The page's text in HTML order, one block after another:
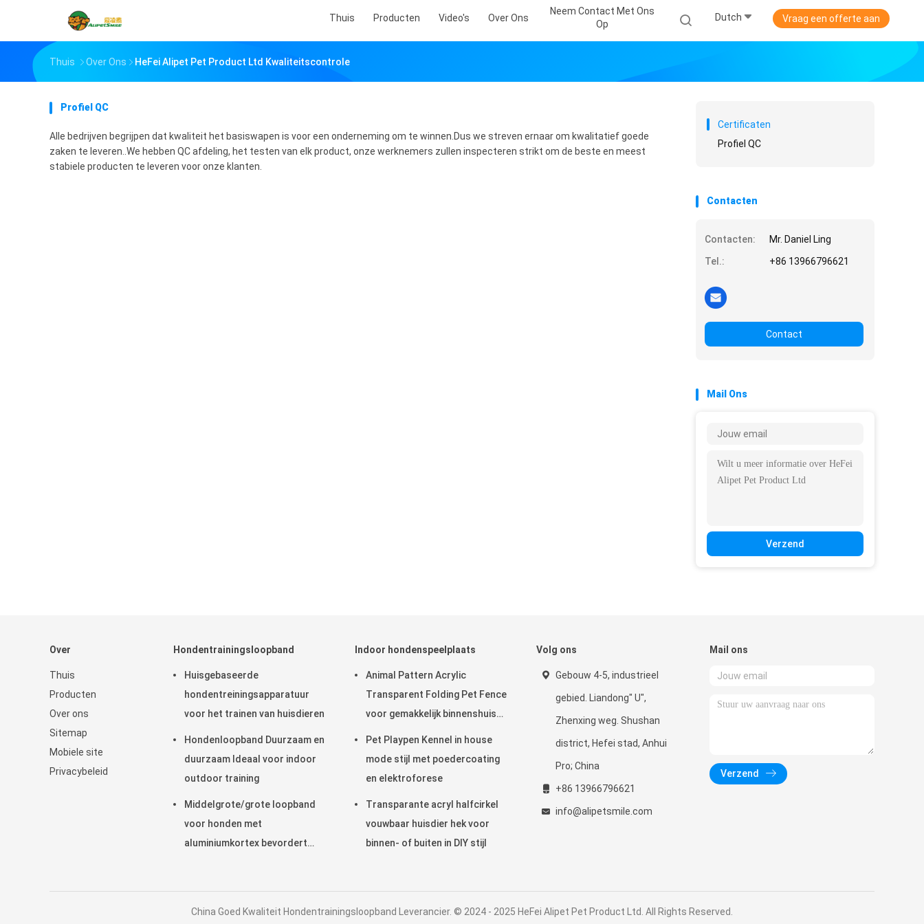
Thuis Producten Video's Over Ons
Neem Contact Met Ons
Op
Dutch Vraag een offerte aan
Thuis Over Ons HeFei Alipet Pet Product Ltd Kwaliteitscontrole
Profiel QC
Alle bedrijven begrijpen dat kwaliteit het basiswapen is voor een onderneming om te winnen.Dus we streven ernaar om kwalitatief goede
zaken te leveren..We hebben QC afdeling, het testen van elk product, onze werknemers zullen inspecteren strikt om de beste en meest
stabiele producten te leveren voor onze klanten.
Certificaten
Profiel QC
Contacten
Contacten:
Mr. Daniel Ling
Tel.:
+86 13966796621
Contact
Mail Ons
Verzend
Over
Thuis
Producten
Over ons
Sitemap
Mobiele site
Privacybeleid
Hondentrainingsloopband
Huisgebaseerde
hondentreiningsapparatuur
voor het trainen van huisdieren
Hondenloopband Duurzaam en
duurzaam Ideaal voor indoor
outdoor training
Middelgrote/grote loopband
voor honden met
aluminiumkortex bevordert
Indoor hondenspeelplaats
Animal Pattern Acrylic
Transparent Folding Pet Fence
voor gemakkelijk binnenshuis
Pet Playpen Kennel in house
mode stijl met poedercoating
en elektroforese
Transparante acryl halfcirkel
vouwbaar huisdier hek voor
binnen- of buiten in DIY stijl
Volg ons
Gebouw 4-5, industrieel
gebied. Liandong" U",
Zhenxing weg. Shushan
district, Hefei stad, Anhui
Pro; China
+86 13966796621
info@alipetsmile.com
Mail ons
Verzend
China Goed Kwaliteit Hondentrainingsloopband Leverancier. © 2024 - 2025 HeFei Alipet Pet Product Ltd. All Rights Reserved.